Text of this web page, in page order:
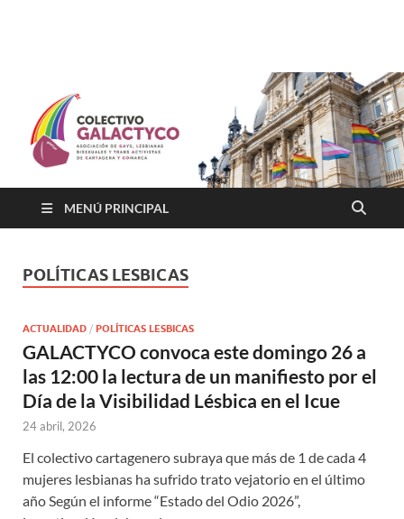
Colectivo GALACTYCO
Cartagena Y COmarca "Colectivo GALACTYCO"
MENÚ PRINCIPAL
POLÍTICAS LESBICAS
ACTUALIDAD / POLÍTICAS LESBICAS
GALACTYCO convoca este domingo 26 a
las 12:00 la lectura de un manifiesto por el
Día de la Visibilidad Lésbica en el Icue
24 abril, 2026
El colectivo cartagenero subraya que más de 1 de cada 4
mujeres lesbianas ha sufrido trato vejatorio en el último
año Según el informe “Estado del Odio 2026”,